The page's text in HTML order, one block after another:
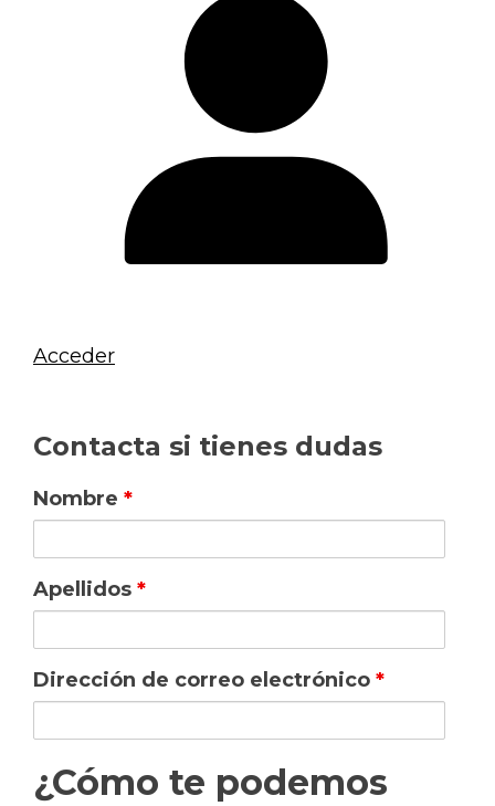
Acceder
Contacta si tienes dudas
Nombre *
Apellidos *
Dirección de correo electrónico *
¿Cómo te podemos